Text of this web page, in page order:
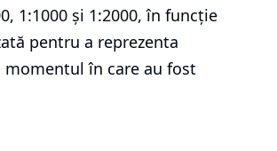
1:1000 și 1:2000, în funcție
pentru a reprezenta
în care au fost